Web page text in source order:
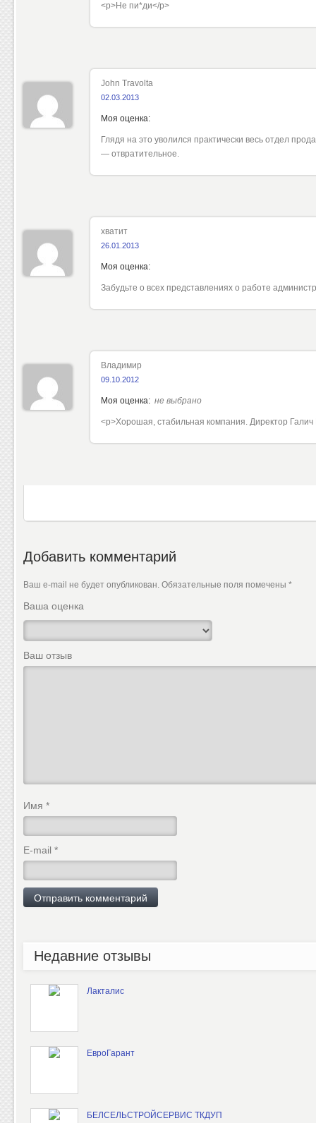
<p>Не пи*ди</p>
John Travolta
02.03.2013
Моя оценка:
Глядя на это уволился практически весь отдел
— отвратительное.
хватит
26.01.2013
Моя оценка:
Забудьте о всех представлениях о работе
Владимир
09.10.2012
Моя оценка: не выбрано
<p>Хорошая, стабильная компания. Директор
Добавить комментарий
Ваш e-mail не будет опубликован. Обязательные поля помечены *
Ваша оценка
Ваш отзыв
Имя *
E-mail *
Недавние отзывы
Лакталис
ЕвроГарант
БЕЛСЕЛЬСТРОЙСЕРВИС ТКДУП